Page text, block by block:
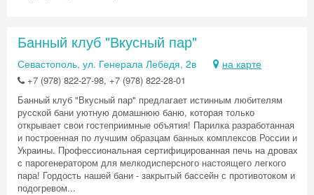
Банный клуб "Вкусный пар"
Севастополь, ул. Генерала Лебедя, 2в на карте
+7 (978) 822-27-98, +7 (978) 822-28-01
Банный клуб "Вкусный пар" предлагает истинным любителям
русской бани уютную домашнюю баню, которая только
открывает свои гостеприимные объятия! Парилка разработанная
и построенная по лучшим образцам банных комплексов России и
Украины. Профессиональная сертифицированная печь на дровах
с парогенератором для мелкодисперсного настоящего легкого
пара! Гордость нашей бани - закрытый бассейн с противотоком и
подогревом...